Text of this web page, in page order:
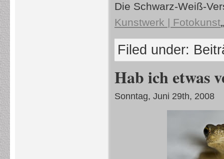
Die Schwarz-Weiß-
Kunstwerk | Fotokunst
Filed under:
Hab ich etwas
Sonntag, Juni 29th, 2008